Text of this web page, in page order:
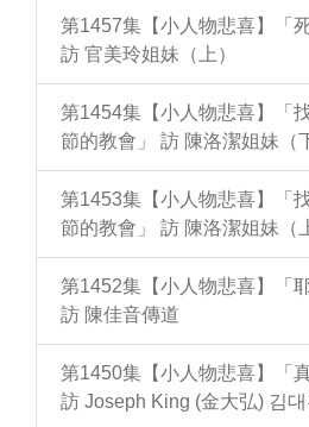
第1457集【小人物悲喜】「
訪 官美玲姐妹（上）
第1454集【小人物悲喜】「
節的教會」 訪 陳洛潔姐妹（
第1453集【小人物悲喜】「
節的教會」 訪 陳洛潔姐妹（
第1452集【小人物悲喜】「
訪 陳佳音傳道
第1450集【小人物悲喜】「
訪 Joseph King (金大弘) 김대